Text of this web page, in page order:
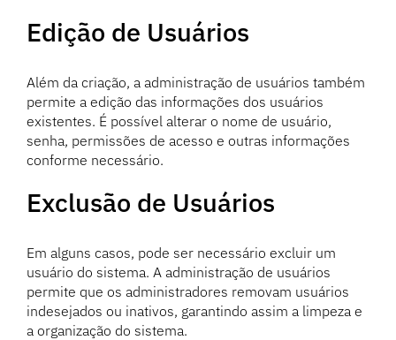
Edição de Usuários
Além da criação, a administração de usuários também
permite a edição das informações dos usuários
existentes. É possível alterar o nome de usuário,
senha, permissões de acesso e outras informações
conforme necessário.
Exclusão de Usuários
Em alguns casos, pode ser necessário excluir um
usuário do sistema. A administração de usuários
permite que os administradores removam usuários
indesejados ou inativos, garantindo assim a limpeza e
a organização do sistema.